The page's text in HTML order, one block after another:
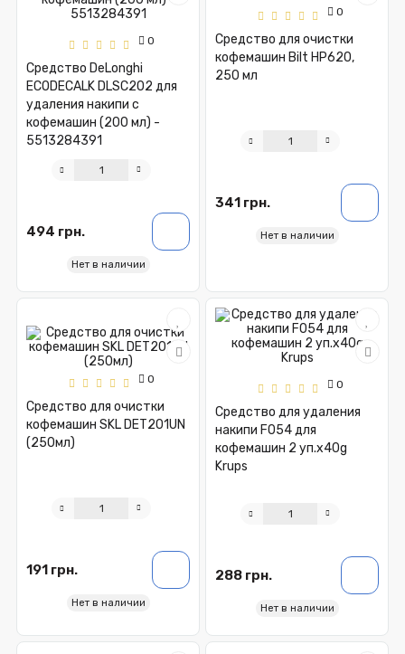
0
Средство DeLonghi
ECODECALK DLSC202 для
удаления накипи с
кофемашин (200 мл) -
5513284391
494 грн.
Нет в наличии
0
Средство для очистки
кофемашин Bilt HP620,
250 мл
341 грн.
Нет в наличии
0
Средство для очистки
кофемашин SKL DET201UN
(250мл)
191 грн.
Нет в наличии
0
Средство для удаления
накипи F054 для
кофемашин 2 уп.x40g
Krups
288 грн.
Нет в наличии